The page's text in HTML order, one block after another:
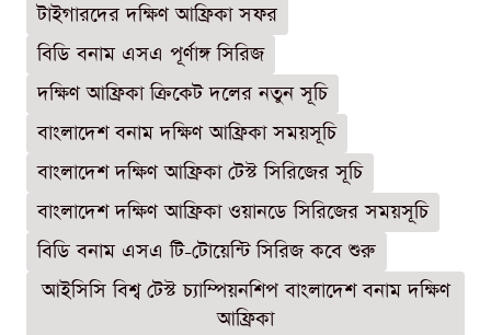
টাইগারদের দক্ষিণ আফ্রিকা সফর
বিডি বনাম এসএ পূর্ণাঙ্গ সিরিজ
দক্ষিণ আফ্রিকা ক্রিকেট দলের নতুন সূচি
বাংলাদেশ বনাম দক্ষিণ আফ্রিকা সময়সূচি
বাংলাদেশ দক্ষিণ আফ্রিকা টেস্ট সিরিজের সূচি
বাংলাদেশ দক্ষিণ আফ্রিকা ওয়ানডে সিরিজের সময়সূচি
বিডি বনাম এসএ টি-টোয়েন্টি সিরিজ কবে শুরু
আইসিসি বিশ্ব টেস্ট চ্যাম্পিয়নশিপ বাংলাদেশ বনাম দক্ষিণ
আফ্রিকা